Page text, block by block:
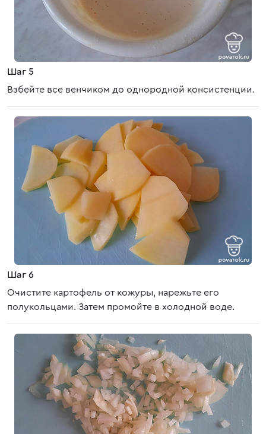
Шаг 5
Взбейте все венчиком до однородной консистенции.
Шаг 6
Очистите картофель от кожуры, нарежьте его
полукольцами. Затем промойте в холодной воде.